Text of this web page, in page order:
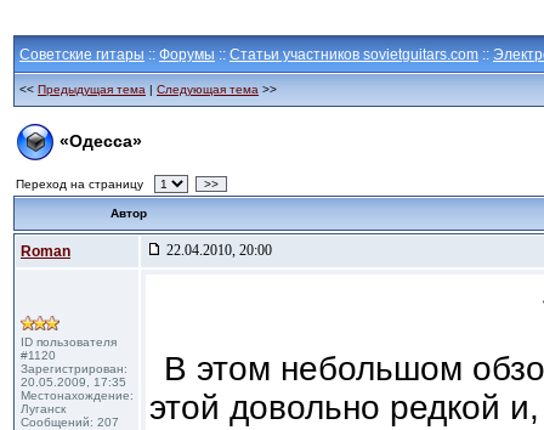
Советские гитары :: Форумы :: Статьи участников sovietguitars.com ::
<< Предыдущая тема | Следующая тема >>
«Одесса»
Переход на страницу >>
Автор
Roman 22.04.2010, 20:00
ID пользователя
#1120
Зарегистрирован:
20.05.2009, 17:35
Местонахождение:
Луганск
Сообщений: 207
В этом небольшом
этой довольно редкой